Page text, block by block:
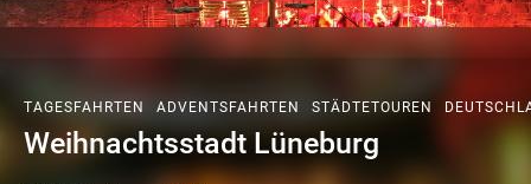
TAGESFAHRTEN ADVENTSFAHRTEN STÄDTETOUREN
Weihnachtsstadt Lüneburg